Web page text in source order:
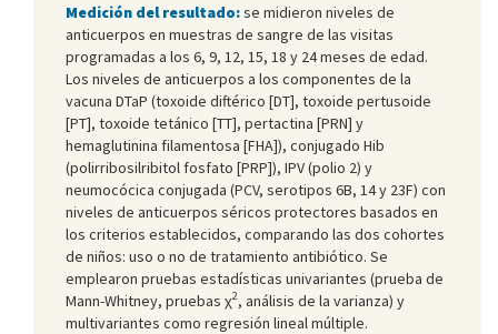
Medición del resultado:se midieron niveles de
anticuerpos en muestras de sangre de las visitas
programadas a los 6, 9, 12, 15, 18 y 24 meses de edad.
Los niveles de anticuerpos a los componentes de la
vacuna DTaP (toxoide diftérico [DT], toxoide pertusoide
[PT], toxoide tetánico [TT], pertactina [PRN] y
hemaglutinina filamentosa [FHA]), conjugado Hib
(polirribosilribitol fosfato [PRP]), IPV (polio 2) y
neumocócica conjugada (PCV, serotipos 6B, 14 y 23F) con
niveles de anticuerpos séricos protectores basados en
los criterios establecidos, comparando las dos cohortes
de niños: uso o no de tratamiento antibiótico. Se
emplearon pruebas estadísticas univariantes (prueba de
Mann-Whitney, pruebas χ2, análisis de la varianza) y
multivariantes como regresión lineal múltiple.